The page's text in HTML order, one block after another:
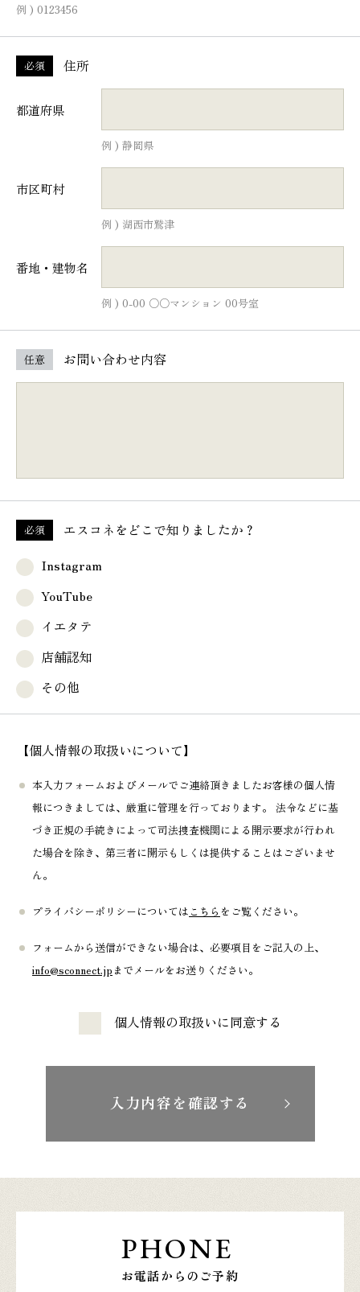
例 ) 0123456
必須 住所
都道府県
例 ) 静岡県
市区町村
例 ) 湖西市鷲津
番地・建物名
例 ) 0-00 ○○マンション 00号室
任意 お問い合わせ内容
必須 エスコネを どこで知りましたか？
Instagram
YouTube
イエタテ
店舗認知
その他
【個人情報の取扱いについて】
本入力フォームおよびメールでご連絡頂きましたお客様の個人情
報につきましては、厳重に管理を行っております。 法令などに基
づき正規の手続きによって司法捜査機関による開示要求が行われ
た場合を除き、第三者に開示もしくは提供することはございませ
ん。
プライバシーポリシーについては こちら をご覧ください。
フォームから送信ができない場合は、必要項目をご記入の上、
info@sconnect.jp までメールをお送りください。
個人情報の取扱いに同意する
入力内容を確認する
PHONE
お電話からのご予約